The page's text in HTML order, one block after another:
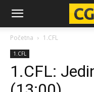
CG-
Fudbal
Početna 1.CFL
1.CFL
1.CFL: